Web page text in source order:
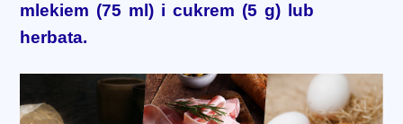
mlekiem (75 ml) i cukrem (5 g) lub
herbata.